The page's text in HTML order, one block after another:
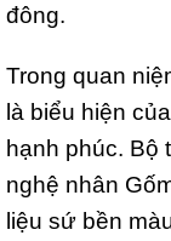
đông.
Trong quan
là biểu hiện
hạnh phúc. Bộ
nghệ nhân
liệu sứ bền